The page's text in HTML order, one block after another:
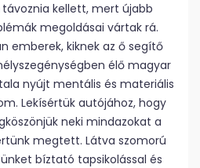
kellett, mert újabb
megoldásai vártak rá.
emberek, kiknek az ő segítő
élő magyar
nyújt mentális és materiális
Lekísértük autójához, hogy
neki mindazokat a
megtett. Látva szomorú
bíztató tapsikolással és